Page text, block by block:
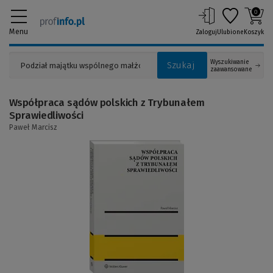
Menu
Szukaj
Wyszukiwanie
zaawansowane
ZalogujUlubione
0
Koszyk
Współpraca sądów polskich z Trybunałem
Sprawiedliwości
Paweł Marcisz